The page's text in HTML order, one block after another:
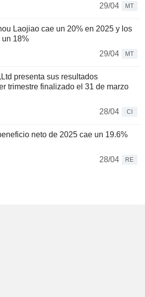
29/04
MT
Laojiao cae un 20% en 2025 y los
un 18%
29/04
MT
presenta sus resultados
trimestre finalizado el 31 de marzo
28/04
CI
neto de 2025 cae un 19.6%
28/04
RE